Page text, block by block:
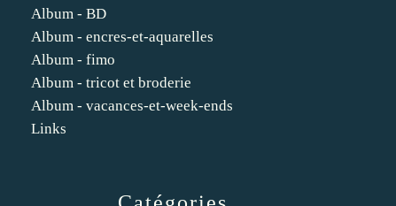
Album - BD
Album - encres-et-aquarelles
Album - fimo
Album - tricot et broderie
Album - vacances-et-week-ends
Links